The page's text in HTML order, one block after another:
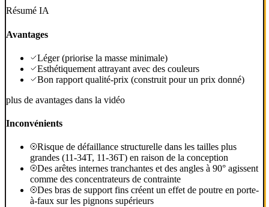
Résumé IA
Avantages
Léger (priorise la masse minimale)
Esthétiquement attrayant avec des couleurs
Bon rapport qualité-prix (construit pour un prix donné)
plus de avantages dans la vidéo
Inconvénients
Risque de défaillance structurelle dans les tailles plus
grandes (11-34T, 11-36T) en raison de la conception
Des arêtes internes tranchantes et des angles à 90° agissent
comme des concentrateurs de contrainte
Des bras de support fins créent un effet de poutre en porte-
à-faux sur les pignons supérieurs